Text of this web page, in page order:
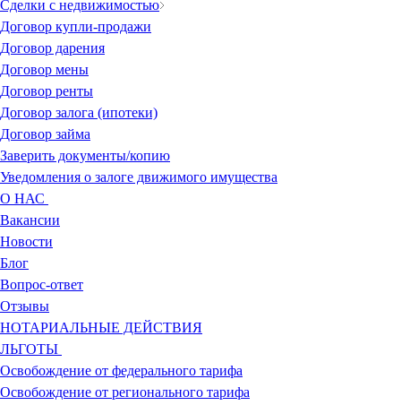
Сделки с недвижимостью
Договор купли-продажи
Договор дарения
Договор мены
Договор ренты
Договор залога (ипотеки)
Договор займа
Заверить документы/копию
Уведомления о залоге движимого имущества
О НАС
Вакансии
Новости
Блог
Вопрос-ответ
Отзывы
НОТАРИАЛЬНЫЕ ДЕЙСТВИЯ
ЛЬГОТЫ
Освобождение от федерального тарифа
Освобождение от регионального тарифа